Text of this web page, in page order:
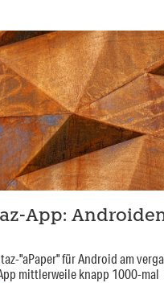
App:
"aPaper" für Android am
mittlerweile knapp 1000-mal